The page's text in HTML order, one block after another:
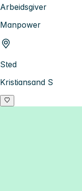
Arbeidsgiver
Manpower
Sted
Kristiansand S